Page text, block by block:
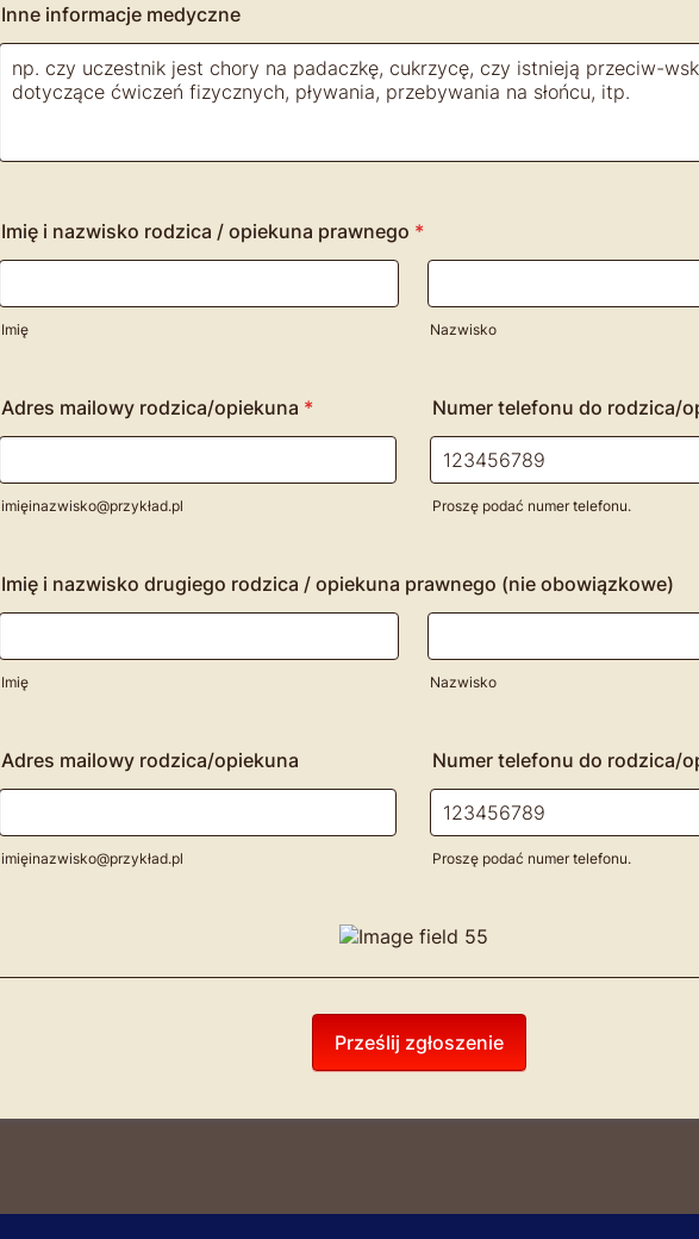
Inne informacje medyczne
Imię i nazwisko rodzica / opiekuna prawnego *
Imię Nazwisko
Adres mailowy rodzica/opiekuna *
imięinazwisko@przykład.pl
Numer telefonu do rodzica/
Proszę podać numer telefonu.
Imię i nazwisko drugiego rodzica / opiekuna prawnego (nie obowiązkowe)
Imię Nazwisko
Adres mailowy rodzica/opiekuna
imięinazwisko@przykład.pl
Numer telefonu do rodzica/
Proszę podać numer telefonu.
Prześlij zgłoszenie